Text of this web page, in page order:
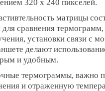
320 x 240 пикселей.
матрицы
сравнения
установки связи с
делают
и удобным.
термограммы, важно
и отраженную